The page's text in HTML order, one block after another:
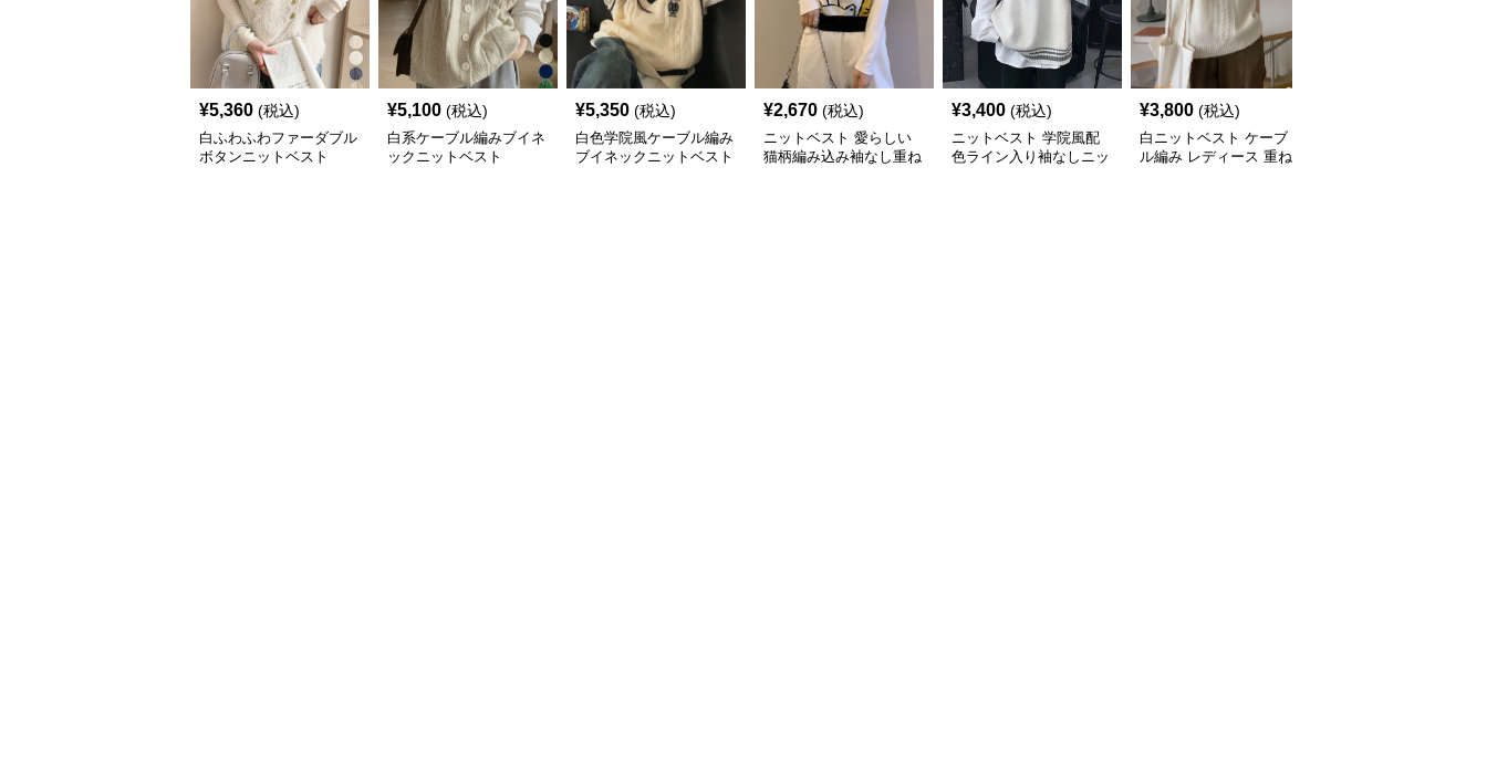
¥5,360 (税込)
白ふわふわファーダブル
ボタンニットベスト
¥5,100 (税込)
白系ケーブル編みブイネ
ックニットベスト
¥5,350 (税込)
白色学院風ケーブル編み
ブイネックニットベスト
¥2,670 (税込)
ニットベスト 愛らしい
猫柄編み込み袖なし重ね
¥3,400 (税込)
ニットベスト 学院風配
色ライン入り袖なしニッ
¥3,800 (税込)
白ニットベスト ケーブ
ル編み レディース 重ね